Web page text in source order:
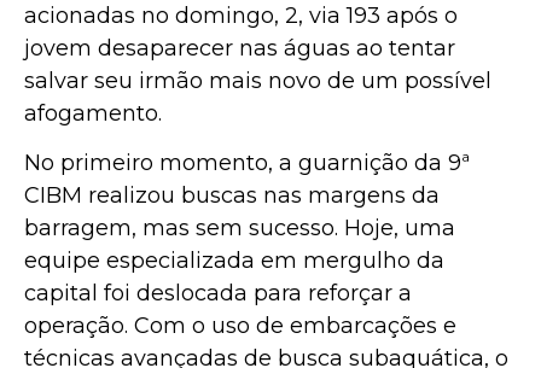
acionadas no domingo, 2, via 193 após o
jovem desaparecer nas águas ao tentar
salvar seu irmão mais novo de um possível
afogamento.
No primeiro momento, a guarnição da 9ª
CIBM realizou buscas nas margens da
barragem, mas sem sucesso. Hoje, uma
equipe especializada em mergulho da
capital foi deslocada para reforçar a
operação. Com o uso de embarcações e
técnicas avançadas de busca subaquática, o